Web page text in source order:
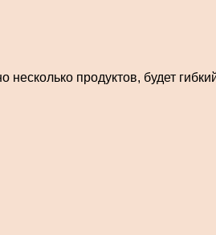
несколько продуктов, будет